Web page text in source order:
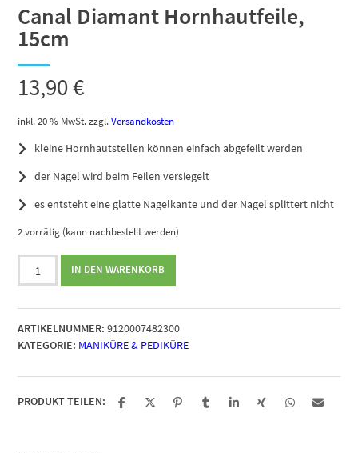
Canal Diamant Hornhautfeile,
15cm
13,90€
inkl. 20 % MwSt. zzgl.Versandkosten
kleine Hornhautstellen können einfach abgefeilt werden
der Nagel wird beim Feilen versiegelt
es entsteht eine glatte Nagelkante und der Nagel splittert nicht
2 vorrätig (kann nachbestellt werden)
Diamant
15cm
Menge
IN DEN WARENKORB
ARTIKELNUMMER: 9120007482300
KATEGORIE: MANIKÜRE & PEDIKÜRE
PRODUKT TEILEN: